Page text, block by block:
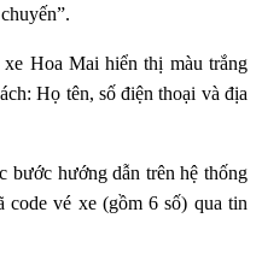
Hoa Mai hiển thị màu trắng
Họ tên, số điện thoại và địa
bước hướng dẫn trên hệ thống
code vé xe (gồm 6 số) qua tin